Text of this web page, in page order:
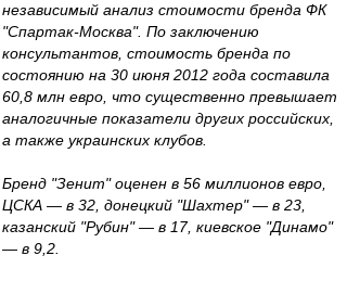
независимый анализ стоимости бренда ФК
"Спартак-Москва". По заключению
консультантов, стоимость бренда по
состоянию на 30 июня 2012 года составила
60,8 млн евро, что существенно превышает
аналогичные показатели других российских,
а также украинских клубов.
Бренд "Зенит" оценен в 56 миллионов евро,
ЦСКА — в 32, донецкий "Шахтер" — в 23,
казанский "Рубин" — в 17, киевское "Динамо"
— в 9,2.